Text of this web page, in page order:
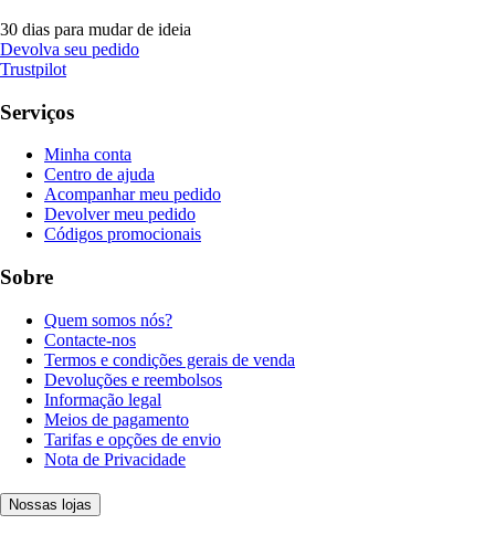
30 dias para mudar de ideia
Devolva seu pedido
Trustpilot
Serviços
Minha conta
Centro de ajuda
Acompanhar meu pedido
Devolver meu pedido
Códigos promocionais
Sobre
Quem somos nós?
Contacte-nos
Termos e condições gerais de venda
Devoluções e reembolsos
Informação legal
Meios de pagamento
Tarifas e opções de envio
Nota de Privacidade
Nossas lojas